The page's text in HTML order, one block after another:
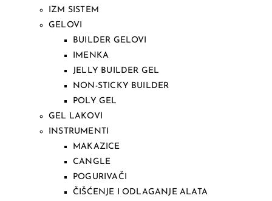
IZM SISTEM
GELOVI
BUILDER GELOVI
IMENKA
JELLY BUILDER GEL
NON-STICKY BUILDER
POLY GEL
GEL LAKOVI
INSTRUMENTI
MAKAZICE
CANGLE
POGURIVAČI
ČIŠĆENJE I ODLAGANJE ALATA